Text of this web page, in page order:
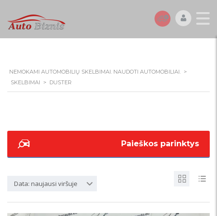
NEMOKAMI AUTOMOBILIŲ SKELBIMAI. NAUDOTI AUTOMOBILIAI. >
SKELBIMAI > DUSTER
Paieškos parinktys
Data: naujausi viršuje